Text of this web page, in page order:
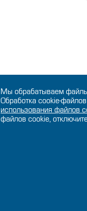
Мы обрабатываем
Обработка cookie-
использования файлов
файлов cookie,